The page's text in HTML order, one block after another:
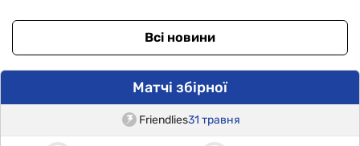
Всі новини
Матчі збірної
Friendlies31 травня